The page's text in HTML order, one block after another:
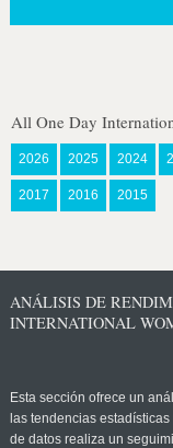
All One Day
2026 2025 2024
2017 2016 2015
ANÁLISIS DE
INTERNATIONAL
Esta sección ofrece un
las tendencias estadísticas
de datos realiza un